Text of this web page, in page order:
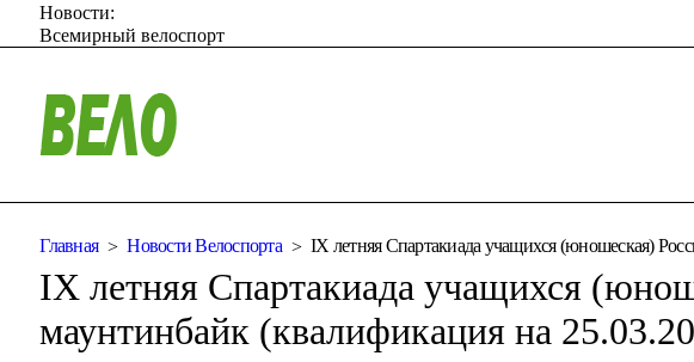
Новости:
Всемирный велоспорт
Главная Новости Велоспорта IХ летняя Спартакиада учащихся (юношеская)
IХ летняя Спартакиада учащихся
маунтинбайк (квалификация на